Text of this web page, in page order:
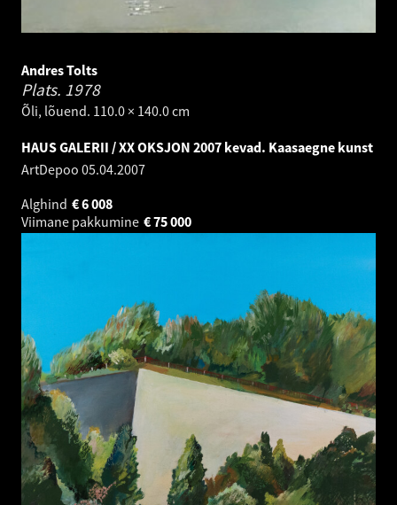
Andres Tolts
Plats. 1978
Õli, lõuend. 110.0 × 140.0 cm
HAUS GALERII / XX OKSJON 2007 kevad. Kaasaegne kunst
ArtDepoo 05.04.2007
Alghind
6 008
€
Viimane pakkumine
75 000
€